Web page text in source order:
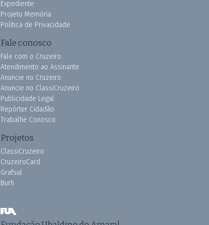
Expediente
Projeto Memória
Política de Privacidade
Fale conosco
Fale com o Cruzeiro
Atendimento ao Assinante
Anuncie no Cruzeiro
Anuncie no ClassiCruzeiro
Publicidade Legal
Repórter Cidadão
Trabalhe Conosco
Projetos
ClassiCruzeiro
CruzeiroCard
Grafsul
Burh